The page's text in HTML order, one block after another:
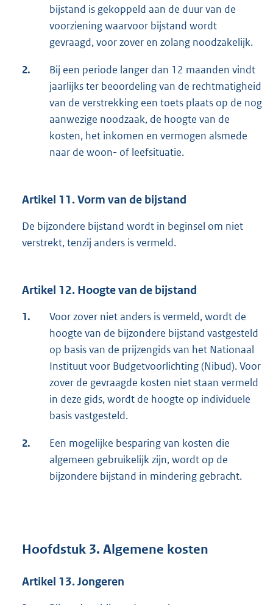
bijstand is gekoppeld aan de duur van de
voorziening waarvoor bijstand wordt
gevraagd, voor zover en zolang noodzakelijk.
2.
Bij een periode langer dan 12 maanden vindt
jaarlijks ter beoordeling van de rechtmatigheid
van de verstrekking een toets plaats op de nog
aanwezige noodzaak, de hoogte van de
kosten, het inkomen en vermogen alsmede
naar de woon- of leefsituatie.
Artikel 11. Vorm van de bijstand
De bijzondere bijstand wordt in beginsel om niet
verstrekt, tenzij anders is vermeld.
Artikel 12. Hoogte van de bijstand
1.
Voor zover niet anders is vermeld, wordt de
hoogte van de bijzondere bijstand vastgesteld
op basis van de prijzengids van het Nationaal
Instituut voor Budgetvoorlichting (Nibud). Voor
zover de gevraagde kosten niet staan vermeld
in deze gids, wordt de hoogte op individuele
basis vastgesteld.
2.
Een mogelijke besparing van kosten die
algemeen gebruikelijk zijn, wordt op de
bijzondere bijstand in mindering gebracht.
Hoofdstuk 3. Algemene kosten
Artikel 13. Jongeren